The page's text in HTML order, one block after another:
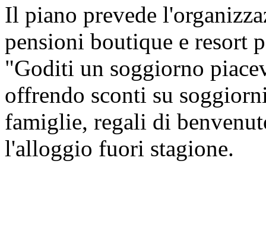
Il piano prevede
pensioni boutique e resort
"Goditi un soggiorno
offrendo sconti su
famiglie, regali di
l'alloggio fuori stagione.